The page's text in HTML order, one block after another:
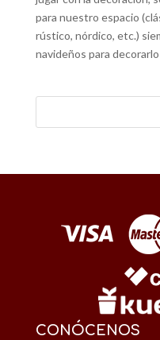
para nuestro espacio
rústico, nórdico, etc.)
navideños para decorarlo
CONÓCENOS